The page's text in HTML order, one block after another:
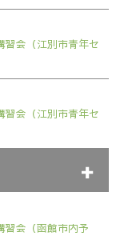
習会（江別市青年セ
習会（江別市青年セ
習会（函館市内予